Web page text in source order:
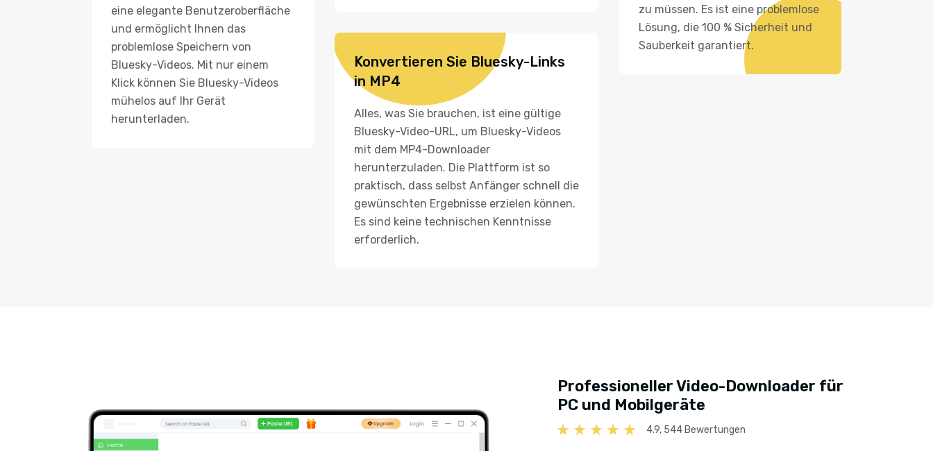
eine elegante Benutzeroberfläche
und ermöglicht Ihnen das
problemlose Speichern von
Bluesky-Videos. Mit nur einem
Klick können Sie Bluesky-Videos
mühelos auf Ihr Gerät
herunterladen.
Konvertieren Sie Bluesky-Links
in MP4
Alles, was Sie brauchen, ist eine gültige
Bluesky-Video-URL, um Bluesky-Videos
mit dem MP4-Downloader
herunterzuladen. Die Plattform ist so
praktisch, dass selbst Anfänger schnell die
gewünschten Ergebnisse erzielen können.
Es sind keine technischen Kenntnisse
erforderlich.
zu müssen. Es ist eine problemlose
Lösung, die 100 % Sicherheit und
Sauberkeit garantiert.
Professioneller Video-Downloader für
PC und Mobilgeräte
4.9, 544 Bewertungen